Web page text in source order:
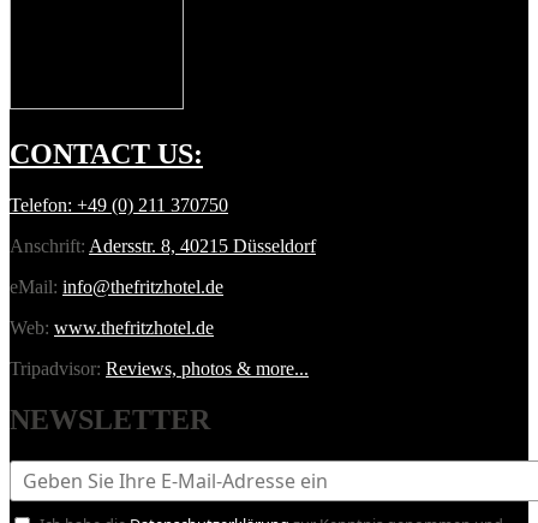
CONTACT US:
Telefon: +49 (0) 211 370750
Anschrift: Adersstr. 8, 40215 Düsseldorf
eMail: info@thefritzhotel.de
Web: www.thefritzhotel.de
Tripadvisor: Reviews, photos & more...
NEWSLETTER